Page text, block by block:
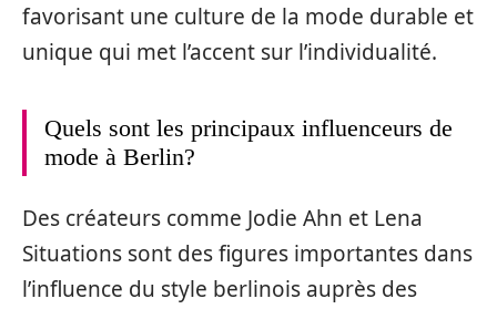
favorisant une culture de la mode durable et
unique qui met l’accent sur l’individualité.
Quels sont les principaux influenceurs de
mode à Berlin?
Des créateurs comme Jodie Ahn et Lena
Situations sont des figures importantes dans
l’influence du style berlinois auprès des